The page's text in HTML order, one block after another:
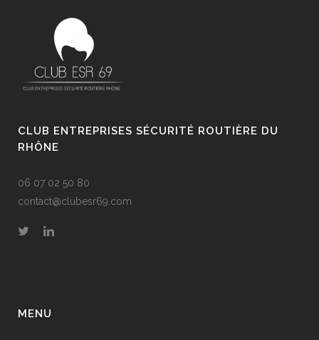
CLUB ENTREPRISES SÉCURITÉ ROUTIÈRE DU
RHÔNE
06 07 02 50 80
contact@clubesr69.com
MENU